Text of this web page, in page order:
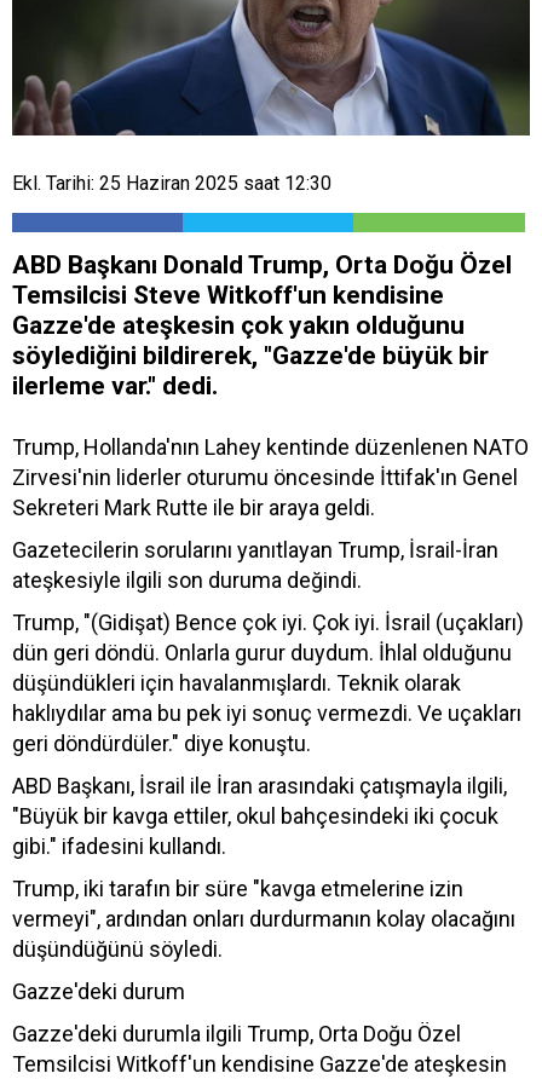
Ekl. Tarihi: 25 Haziran 2025 saat 12:30
ABD Başkanı Donald Trump, Orta Doğu Özel
Temsilcisi Steve Witkoff'un kendisine
Gazze'de ateşkesin çok yakın olduğunu
söylediğini bildirerek, "Gazze'de büyük bir
ilerleme var." dedi.
Trump, Hollanda'nın Lahey kentinde düzenlenen NATO
Zirvesi'nin liderler oturumu öncesinde İttifak'ın Genel
Sekreteri Mark Rutte ile bir araya geldi.
Gazetecilerin sorularını yanıtlayan Trump, İsrail-İran
ateşkesiyle ilgili son duruma değindi.
Trump, "(Gidişat) Bence çok iyi. Çok iyi. İsrail (uçakları)
dün geri döndü. Onlarla gurur duydum. İhlal olduğunu
düşündükleri için havalanmışlardı. Teknik olarak
haklıydılar ama bu pek iyi sonuç vermezdi. Ve uçakları
geri döndürdüler." diye konuştu.
ABD Başkanı, İsrail ile İran arasındaki çatışmayla ilgili,
"Büyük bir kavga ettiler, okul bahçesindeki iki çocuk
gibi." ifadesini kullandı.
Trump, iki tarafın bir süre "kavga etmelerine izin
vermeyi", ardından onları durdurmanın kolay olacağını
düşündüğünü söyledi.
Gazze'deki durum
Gazze'deki durumla ilgili Trump, Orta Doğu Özel
Temsilcisi Witkoff'un kendisine Gazze'de ateşkesin